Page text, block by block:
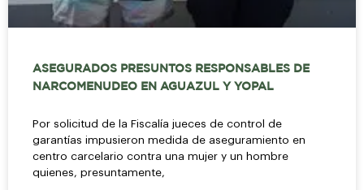
ASEGURADOS PRESUNTOS RESPONSABLES DE
NARCOMENUDEO EN AGUAZUL Y YOPAL
Por solicitud de la Fiscalía jueces de control de
garantías impusieron medida de aseguramiento en
centro carcelario contra una mujer y un hombre
quienes, presuntamente,